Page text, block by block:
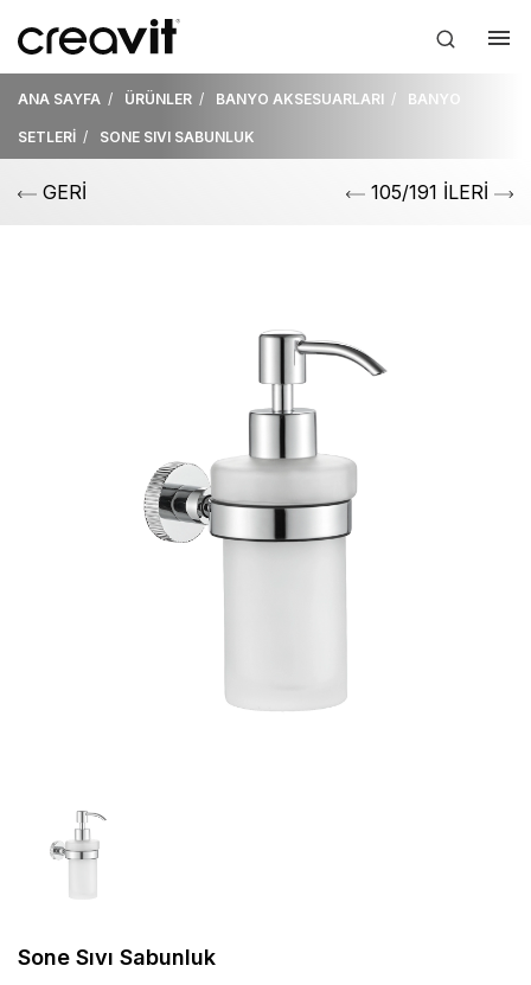
ANA SAYFA ÜRÜNLER BANYO AKSESUARLARI BANYO
SETLERİ SONE SIVI SABUNLUK
GERİ 105/191 İLERİ
Sone Sıvı Sabunluk